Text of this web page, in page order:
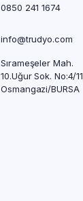
0850 241 1674
info@trudyo.com
Sırameşeler Mah.
10.Uğur Sok. No:4/11
Osmangazi/BURSA